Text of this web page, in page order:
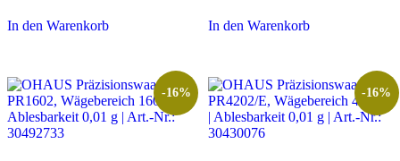
In den Warenkorb In den Warenkorb
-16% -16%